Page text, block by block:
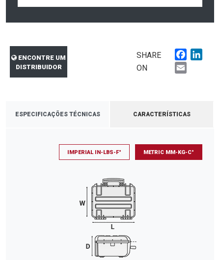
ENCONTRE UM
DISTRIBUIDOR
SHARE
ON
ESPECIFICAÇÕES TÉCNICAS CARACTERÍSTICAS
IMPERIAL IN-LBS-F° METRIC MM-KG-C°